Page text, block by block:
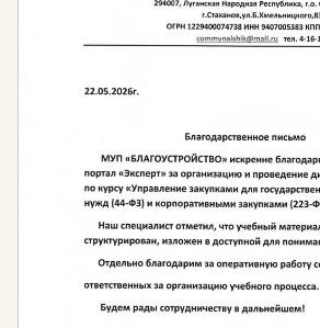
Положение о подготовке
экологической